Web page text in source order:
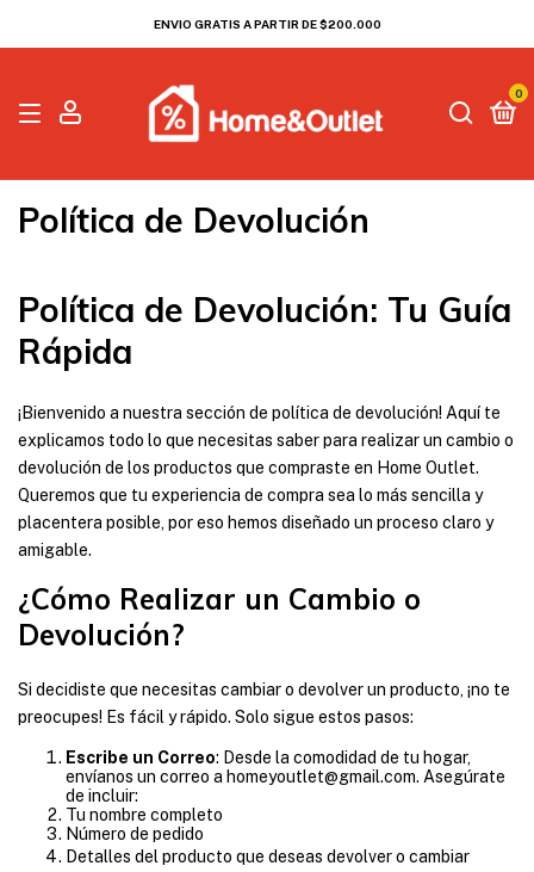
ENVIO GRATIS A PARTIR DE $200.000
0
Política de Devolución
Política de Devolución: Tu Guía
Rápida
¡Bienvenido a nuestra sección de política de devolución! Aquí te
explicamos todo lo que necesitas saber para realizar un cambio o
devolución de los productos que compraste en Home Outlet.
Queremos que tu experiencia de compra sea lo más sencilla y
placentera posible, por eso hemos diseñado un proceso claro y
amigable.
¿Cómo Realizar un Cambio o
Devolución?
Si decidiste que necesitas cambiar o devolver un producto, ¡no te
preocupes! Es fácil y rápido. Solo sigue estos pasos:
Escribe un Correo: Desde la comodidad de tu hogar,
envíanos un correo a homeyoutlet@gmail.com. Asegúrate
de incluir:
Tu nombre completo
Número de pedido
Detalles del producto que deseas devolver o cambiar